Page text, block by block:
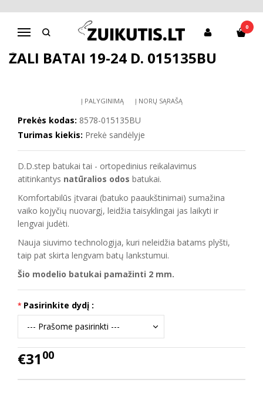
Navigacija
0
Pagrindinis Batai mergaitei
D.D.Step batai mergaitėms
Žali batai 19-24 d. 015135BU
ŽALI BATAI 19-24 D. 015135BU
Į PALYGINIMĄ Į NORŲ SĄRAŠĄ
Prekės kodas: 8578-015135BU
Turimas kiekis: Prekė sandėlyje
D.D.step batukai tai - ortopedinius reikalavimus
atitinkantys natūralios odos batukai.
Komfortabilūs įtvarai (batuko paaukštinimai) sumažina
vaiko kojyčių nuovargį, leidžia taisyklingai jas laikyti ir
lengvai judėti.
Nauja siuvimo technologija, kuri neleidžia batams plyšti,
taip pat skirta lengvam batų lankstumui.
Šio modelio batukai pamažinti 2 mm.
Pasirinkite dydį :
€31 00